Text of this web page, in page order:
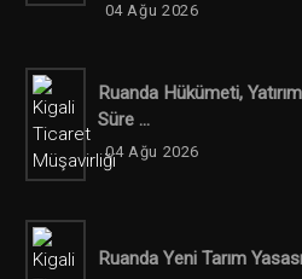
04 Ağu 2026
Ruanda Hükümeti,
Süre ...
04 Ağu 2026
Ruanda Yeni Tarım